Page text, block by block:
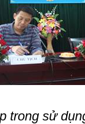
trong sử